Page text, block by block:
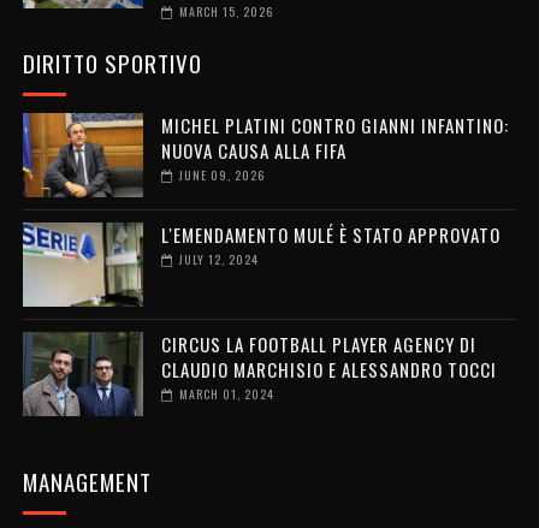
MARCH 15, 2026
DIRITTO SPORTIVO
MICHEL PLATINI CONTRO GIANNI INFANTINO:
NUOVA CAUSA ALLA FIFA
JUNE 09, 2026
L'EMENDAMENTO MULÉ È STATO APPROVATO
JULY 12, 2024
CIRCUS LA FOOTBALL PLAYER AGENCY DI
CLAUDIO MARCHISIO E ALESSANDRO TOCCI
MARCH 01, 2024
MANAGEMENT